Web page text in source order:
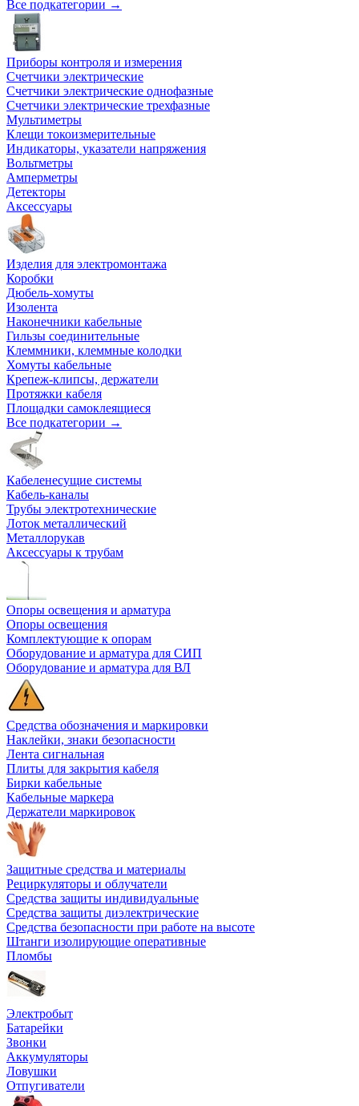
Все подкатегории →
Приборы контроля и измерения
Счетчики электрические
Счетчики электрические однофазные
Счетчики электрические трехфазные
Мультиметры
Клещи токоизмерительные
Индикаторы, указатели напряжения
Вольтметры
Амперметры
Детекторы
Аксессуары
Изделия для электромонтажа
Коробки
Дюбель-хомуты
Изолента
Наконечники кабельные
Гильзы соединительные
Клеммники, клеммные колодки
Хомуты кабельные
Крепеж-клипсы, держатели
Протяжки кабеля
Площадки самоклеящиеся
Все подкатегории →
Кабеленесущие системы
Кабель-каналы
Трубы электротехнические
Лоток металлический
Металлорукав
Аксессуары к трубам
Опоры освещения и арматура
Опоры освещения
Комплектующие к опорам
Оборудование и арматура для СИП
Оборудование и арматура для ВЛ
Средства обозначения и маркировки
Наклейки, знаки безопасности
Лента сигнальная
Плиты для закрытия кабеля
Бирки кабельные
Кабельные маркера
Держатели маркировок
Защитные средства и материалы
Рециркуляторы и облучатели
Средства защиты индивидуальные
Средства защиты диэлектрические
Средства безопасности при работе на высоте
Штанги изолирующие оперативные
Пломбы
Электробыт
Батарейки
Звонки
Аккумуляторы
Ловушки
Отпугиватели